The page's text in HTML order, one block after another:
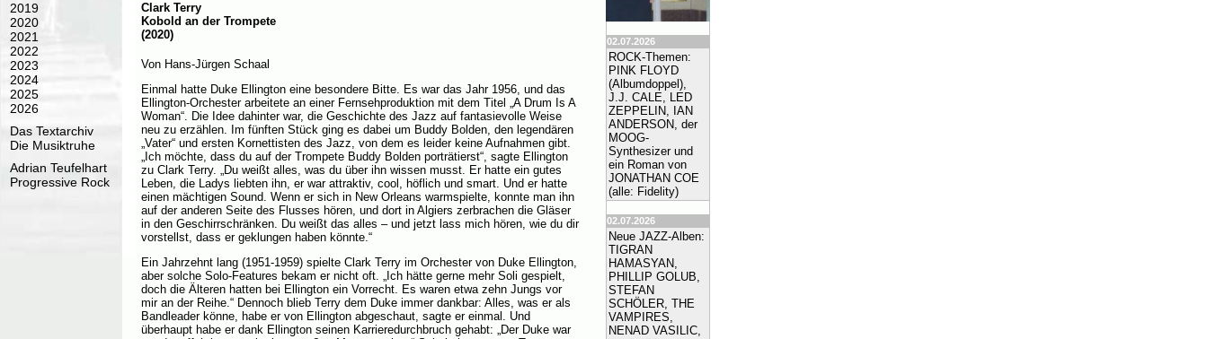
2019
2020
2021
2022
2023
2024
2025
2026
Das Textarchiv
Die Musiktruhe
Adrian Teufelhart
Progressive Rock
Clark Terry
Kobold an der Trompete
(2020)
Von Hans-Jürgen Schaal
Einmal hatte Duke Ellington eine besondere Bitte. Es war das Jahr 1956, und das
Ellington-Orchester arbeitete an einer Fernsehproduktion mit dem Titel „A Drum Is A
Woman“. Die Idee dahinter war, die Geschichte des Jazz auf fantasievolle Weise
neu zu erzählen. Im fünften Stück ging es dabei um Buddy Bolden, den legendären
„Vater“ und ersten Kornettisten des Jazz, von dem es leider keine Aufnahmen gibt.
„Ich möchte, dass du auf der Trompete Buddy Bolden porträtierst“, sagte Ellington
zu Clark Terry. „Du weißt alles, was du über ihn wissen musst. Er hatte ein gutes
Leben, die Ladys liebten ihn, er war attraktiv, cool, höflich und smart. Und er hatte
einen mächtigen Sound. Wenn er sich in New Orleans warmspielte, konnte man ihn
auf der anderen Seite des Flusses hören, und dort in Algiers zerbrachen die Gläser
in den Geschirrschränken. Du weißt das alles – und jetzt lass mich hören, wie du dir
vorstellst, dass er geklungen haben könnte.“
Ein Jahrzehnt lang (1951-1959) spielte Clark Terry im Orchester von Duke Ellington,
aber solche Solo-Features bekam er nicht oft. „Ich hätte gerne mehr Soli gespielt,
doch die Älteren hatten bei Ellington ein Vorrecht. Es waren etwa zehn Jungs vor
mir an der Reihe.“ Dennoch blieb Terry dem Duke immer dankbar: Alles, was er als
Bandleader könne, habe er von Ellington abgeschaut, sagte er einmal. Und
überhaupt habe er dank Ellington seinen Karrieredurchbruch gehabt: „Der Duke war
02.07.2026
ROCK-Themen:
PINK FLOYD
(Albumdoppel),
J.J. CALE, LED
ZEPPELIN, IAN
ANDERSON, der
MOOG-
Synthesizer und
ein Roman von
JONATHAN COE
(alle: Fidelity)
02.07.2026
Neue JAZZ-Alben:
TIGRAN
HAMASYAN,
PHILLIP GOLUB,
STEFAN
SCHÖLER, THE
VAMPIRES,
NENAD VASILIC,